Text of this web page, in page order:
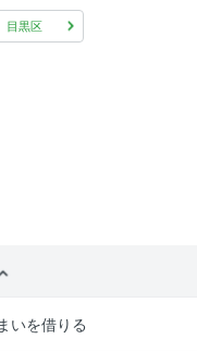
目黒区
いを借りる